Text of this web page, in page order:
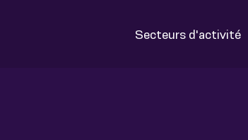
Secteurs d'activité